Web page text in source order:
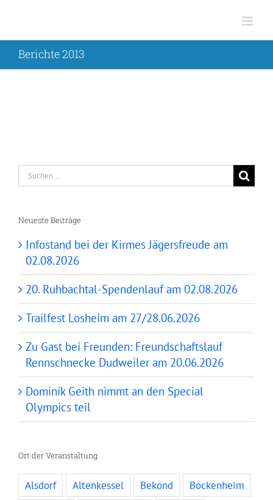
springen
Berichte 2013
Suche
nach:
Neueste Beiträge
Infostand bei der Kirmes Jägersfreude am
02.08.2026
20. Ruhbachtal-Spendenlauf am 02.08.2026
Trailfest Losheim am 27/28.06.2026
Zu Gast bei Freunden: Freundschaftslauf
Rennschnecke Dudweiler am 20.06.2026
Dominik Geith nimmt an den Special
Olympics teil
Ort der Veranstaltung
Alsdorf Altenkessel Bekond
Bockenheim